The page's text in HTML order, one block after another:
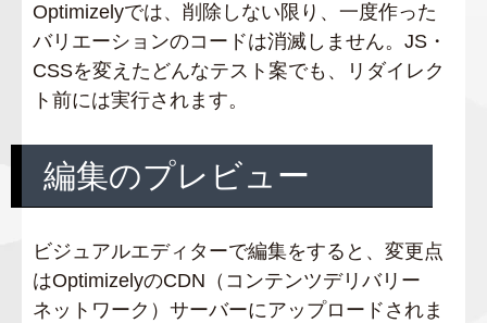
Optimizelyでは、削除しない限り、一度作った
バリエーションのコードは消滅しません。JS・
CSSを変えたどんなテスト案でも、リダイレク
ト前には実行されます。
編集のプレビュー
ビジュアルエディターで編集をすると、変更点
はOptimizelyのCDN（コンテンツデリバリー
ネットワーク）サーバーにアップロードされま